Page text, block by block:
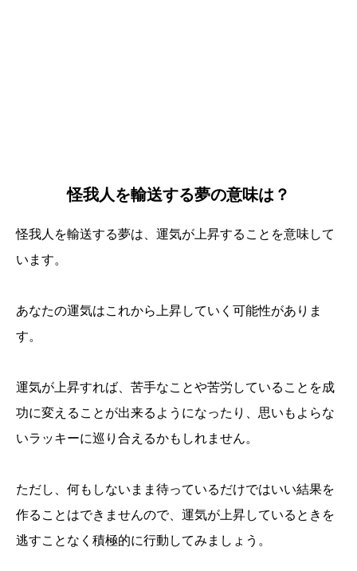
怪我人を輸送する夢の意味は？
怪我人を輸送する夢は、運気が上昇することを意味して
います。
あなたの運気はこれから上昇していく可能性がありま
す。
運気が上昇すれば、苦手なことや苦労していることを成
功に変えることが出来るようになったり、思いもよらな
いラッキーに巡り合えるかもしれません。
ただし、何もしないまま待っているだけではいい結果を
作ることはできませんので、運気が上昇しているときを
逃すことなく積極的に行動してみましょう。